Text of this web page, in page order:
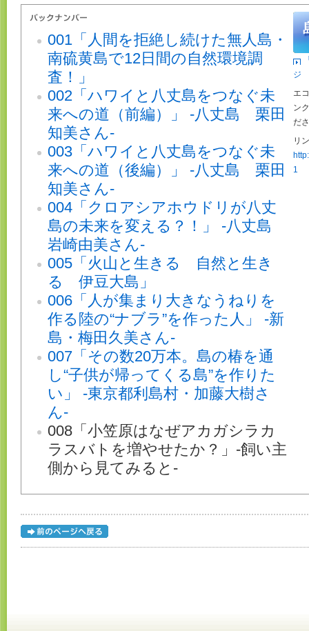
ジ
エ
ン
だ
リ
1
001「人間を拒絶し続けた無人島・
南硫黄島で12日間の自然環境調
査！」
002「ハワイと八丈島をつなぐ未
来への道（前編）」 -八丈島 栗田
知美さん-
003「ハワイと八丈島をつなぐ未
来への道（後編）」 -八丈島 栗田
知美さん-
004「クロアシアホウドリが八丈
島の未来を変える？！」 -八丈島
岩崎由美さん-
005「火山と生きる 自然と生き
る 伊豆大島」
006「人が集まり大きなうねりを
作る陸の“ナブラ”を作った人」 -新
島・梅田久美さん-
007「その数20万本。島の椿を通
し“子供が帰ってくる島”を作りた
い」 -東京都利島村・加藤大樹さ
ん-
008「小笠原はなぜアカガシラカ
ラスバトを増やせたか？」-飼い主
側から見てみると-